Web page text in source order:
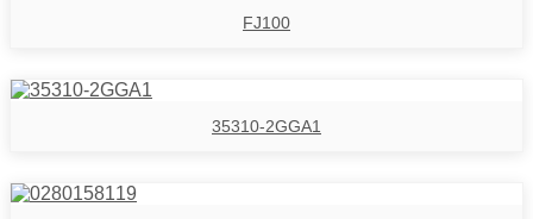
FJ100
35310-2GGA1